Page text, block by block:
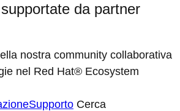
da partner
nostra community collaborativa
nel Red Hat® Ecosystem
Supporto Cerca